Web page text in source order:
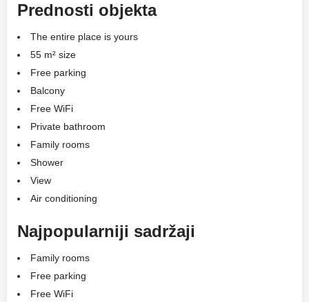
Prednosti objekta
The entire place is yours
55 m² size
Free parking
Balcony
Free WiFi
Private bathroom
Family rooms
Shower
View
Air conditioning
Najpopularniji sadržaji
Family rooms
Free parking
Free WiFi